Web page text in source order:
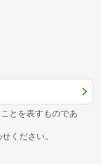
とを表すものであ
ください。